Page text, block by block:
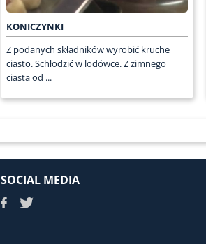
KONICZYNKI
Z podanych składników wyrobić kruche
ciasto. Schłodzić w lodówce. Z zimnego
ciasta od ...
SOCIAL MEDIA